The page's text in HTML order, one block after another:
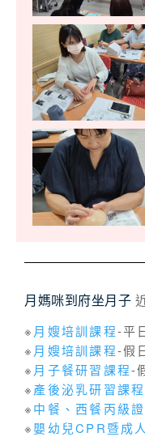
月媽咪到府坐月子
※ 月嫂培訓課程-平
※ 月嫂培訓課程-假
※ 月子餐研習課程-
※產後泌乳研習課程
※中餐、西餐丙級
※嬰幼兒CPR暨成